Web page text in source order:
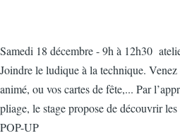
Samedi 18 décembre - 9h à 12h30
Joindre le ludique à la technique.
animé, ou vos cartes de fête,... Par
pliage, le stage propose de découvrir
POP-UP